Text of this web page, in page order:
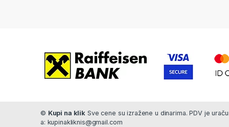
© Kupi na klik Sve cene su izražene u dinarima. PDV je
a: kupinakliknis@gmail.com